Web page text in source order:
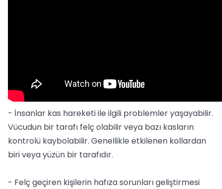
- İnsanlar kas hareketi ile ilgili problemler yaşayabilir.
Vücudun bir tarafı felç olabilir veya bazı kasların
kontrolü kaybolabilir. Genellikle etkilenen kollardan
biri veya yüzün bir tarafıdır.
- Felç geçiren kişilerin hafıza sorunları geliştirmesi